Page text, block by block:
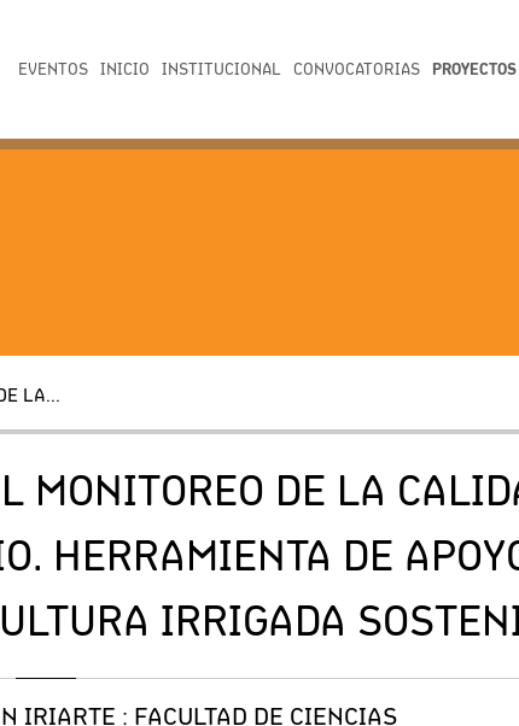
PROYECTOS
CONVOCATORIAS
INSTITUCIONAL
INICIO
EVENTOS
LA...
MONITOREO DE LA
HERRAMIENTA DE
IRRIGADA
IRIARTE : FACULTAD DE CIENCIAS